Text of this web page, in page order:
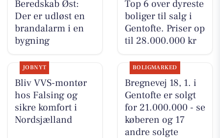
Beredskab Øst:
Der er udløst en
brandalarm i en
bygning
Top 6 over dyreste
boliger til salg i
Gentofte. Priser op
til 28.000.000 kr
JOBNYT
Bliv VVS-montør
hos Falsing og
sikre komfort i
Nordsjælland
BOLIGMARKED
Bregnevej 18, 1. i
Gentofte er solgt
for 21.000.000 - se
køberen og 17
andre solgte